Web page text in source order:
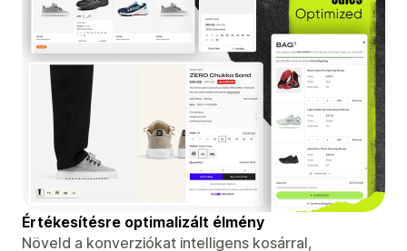
Értékesítésre optimalizált élmény
Növeld a konverziókat intelligens kosárral,